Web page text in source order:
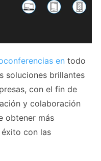
en todo
soluciones brillantes
con el fin de
y colaboración
obtener más
con las